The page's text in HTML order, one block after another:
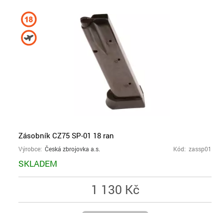
Zásobník CZ75 SP-01 18 ran
Výrobce: Česká zbrojovka a.s. Kód: zassp01
SKLADEM
1 130 Kč